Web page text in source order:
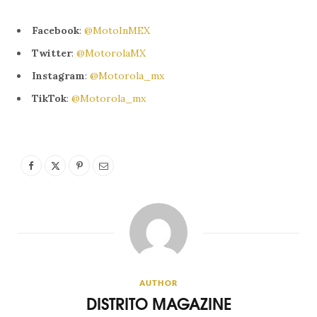
Facebook: @MotoInMEX
Twitter: @MotorolaMX
Instagram: @Motorola_mx
TikTok: @Motorola_mx
AUTHOR
DISTRITO MAGAZINE